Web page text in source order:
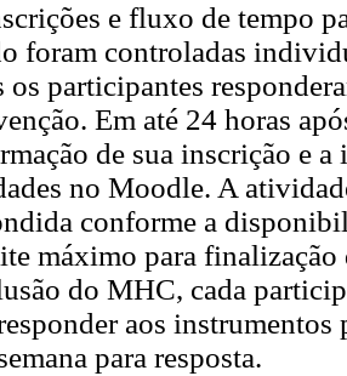
e fluxo de tempo
foram controladas
os participantes
Em até 24 horas
de sua inscrição e
no Moodle. A
conforme a
máximo para finalização
do MHC, cada
aos
para resposta.